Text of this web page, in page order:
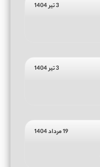
3 تیر 1404
3 تیر 1404
19 مرداد 1404